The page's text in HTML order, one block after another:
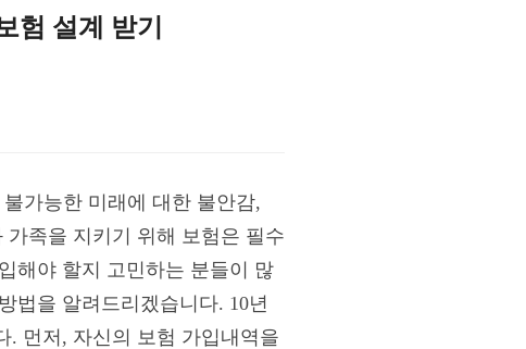
험 설계 받기
가능한 미래에 대한 불안감,
족을 지키기 위해 보험은 필수
해야 할지 고민하는 분들이 많
법을 알려드리겠습니다. 10년
. 먼저, 자신의 보험 가입내역을